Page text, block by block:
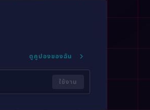
ดูคูปองของฉัน
ใช้งาน